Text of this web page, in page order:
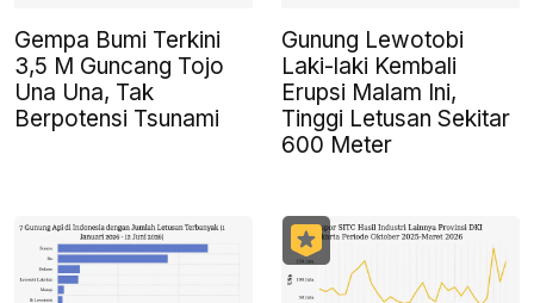
Gempa Bumi Terkini
3,5 M Guncang Tojo
Una Una, Tak
Berpotensi Tsunami
Gunung Lewotobi
Laki-laki Kembali
Erupsi Malam Ini,
Tinggi Letusan Sekitar
600 Meter